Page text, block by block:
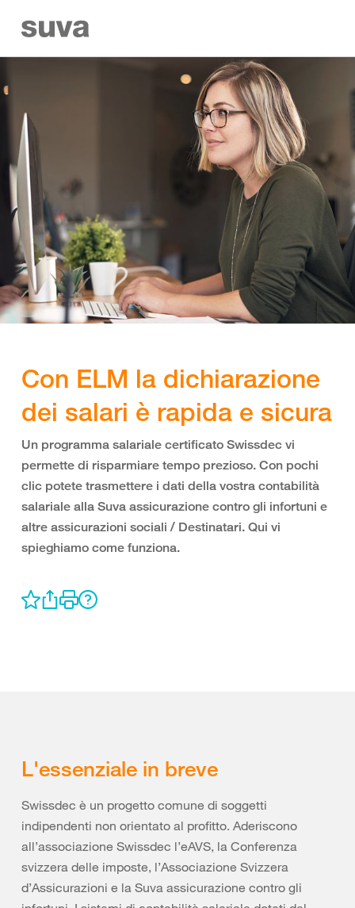
Con ELM la dichiarazione
dei salari è rapida e sicura
Un programma salariale certificato Swissdec vi
permette di risparmiare tempo prezioso. Con pochi
clic potete trasmettere i dati della vostra contabilità
salariale alla Suva assicurazione contro gli infortuni e
altre assicurazioni sociali / Destinatari. Qui vi
spieghiamo come funziona.
L'essenziale in breve
Swissdec è un progetto comune di soggetti
indipendenti non orientato al profitto. Aderiscono
all’associazione Swissdec l’eAVS, la Conferenza
svizzera delle imposte, l’Associazione Svizzera
d’Assicurazioni e la Suva assicurazione contro gli